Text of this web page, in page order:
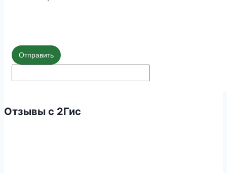
Отправить
Отзывы с 2Гис